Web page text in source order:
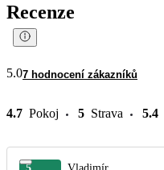
Recenze
5.07 hodnocení zákazníků
4.7 Pokoj 5 Strava 5.4
5 Vladimír